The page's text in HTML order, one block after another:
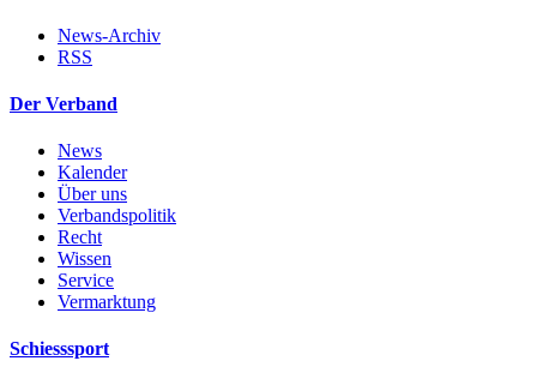
News-Archiv
RSS
Der Verband
News
Kalender
Über uns
Verbandspolitik
Recht
Wissen
Service
Vermarktung
Schiesssport